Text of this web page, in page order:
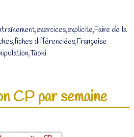
,exercices,explicite,Faire de la
,fiches différenciées,Françoise
,Taoki
CP par semaine